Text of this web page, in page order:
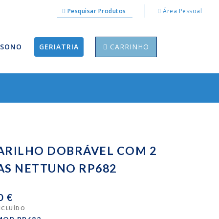
Pesquisar Produtos Área Pessoal
GERIATRIA CARRINHO
DOBRÁVEL COM 2
NETTUNO RP682
€